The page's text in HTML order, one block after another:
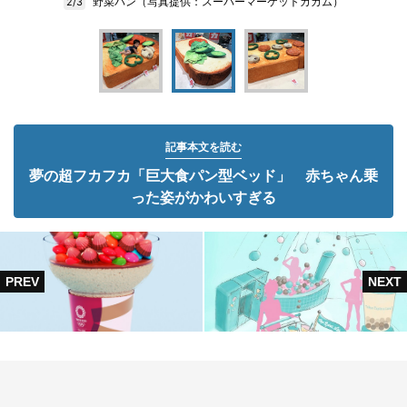
記事本文を読む
夢の超フカフカ「巨大食パン型ベッド」 赤ちゃん乗
った姿がかわいすぎる